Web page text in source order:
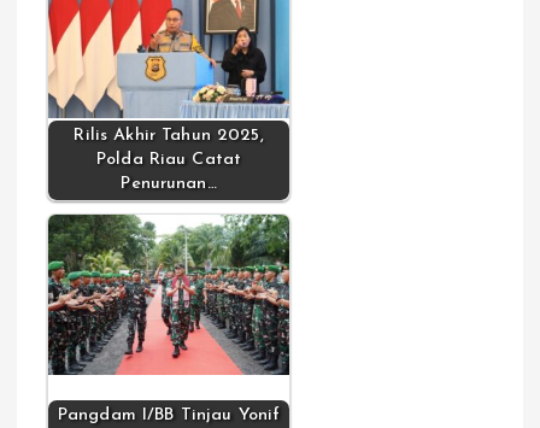
Rilis Akhir Tahun 2025,
Polda Riau Catat
Penurunan…
Pangdam I/BB Tinjau Yonif